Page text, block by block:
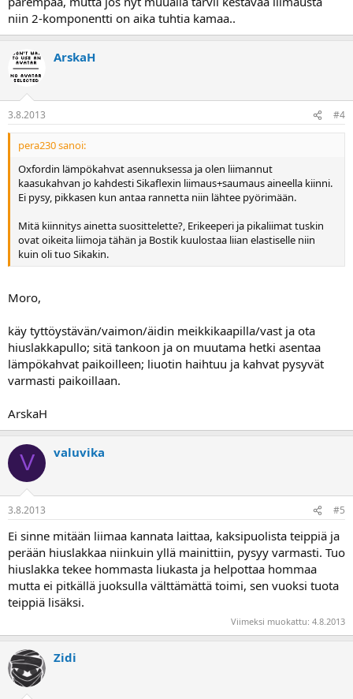
niin 2-komponentti on aika tuhtia kamaa..
ArskaH
3.8.2013 #4
pera230 sanoi:
Oxfordin lämpökahvat asennuksessa ja olen liimannut
kaasukahvan jo kahdesti Sikaflexin liimaus+saumaus aineella kiinni.
Ei pysy, pikkasen kun antaa rannetta niin lähtee pyörimään.
Mitä kiinnitys ainetta suosittelette?, Erikeeperi ja pikaliimat tuskin
ovat oikeita liimoja tähän ja Bostik kuulostaa liian elastiselle niin
kuin oli tuo Sikakin.
Moro,
käy tyttöystävän/vaimon/äidin meikkikaapilla/vast ja ota
hiuslakkapullo; sitä tankoon ja on muutama hetki asentaa
lämpökahvat paikoilleen; liuotin haihtuu ja kahvat pysyvät
varmasti paikoillaan.
ArskaH
V valuvika
3.8.2013 #5
Ei sinne mitään liimaa kannata laittaa, kaksipuolista teippiä ja
perään hiuslakkaa niinkuin yllä mainittiin, pysyy varmasti. Tuo
hiuslakka tekee hommasta liukasta ja helpottaa hommaa
mutta ei pitkällä juoksulla välttämättä toimi, sen vuoksi tuota
teippiä lisäksi.
Viimeksi muokattu: 4.8.2013
Zidi